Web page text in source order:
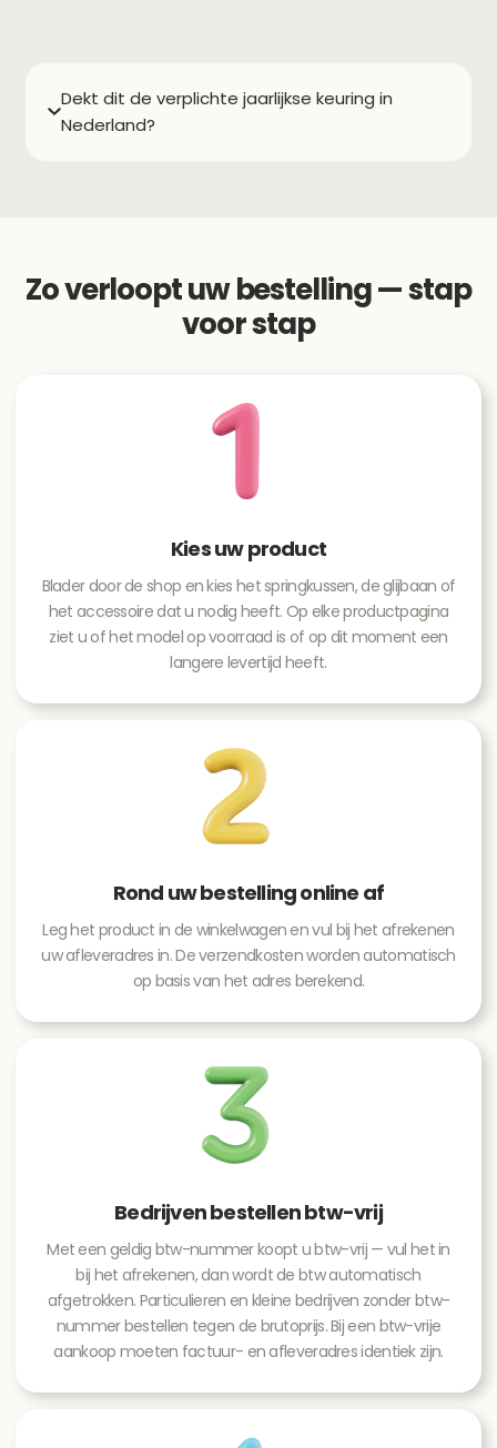
Dekt dit de verplichte jaarlijkse keuring in
Nederland?
Zo verloopt uw bestelling — stap
voor stap
Kies uw product
Blader door de shop en kies het springkussen, de glijbaan of
het accessoire dat u nodig heeft. Op elke productpagina
ziet u of het model op voorraad is of op dit moment een
langere levertijd heeft.
Rond uw bestelling online af
Leg het product in de winkelwagen en vul bij het afrekenen
uw afleveradres in. De verzendkosten worden automatisch
op basis van het adres berekend.
Bedrijven bestellen btw-vrij
Met een geldig btw-nummer koopt u btw-vrij — vul het in
bij het afrekenen, dan wordt de btw automatisch
afgetrokken. Particulieren en kleine bedrijven zonder btw-
nummer bestellen tegen de brutoprijs. Bij een btw-vrije
aankoop moeten factuur- en afleveradres identiek zijn.